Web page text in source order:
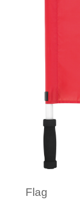
Flag